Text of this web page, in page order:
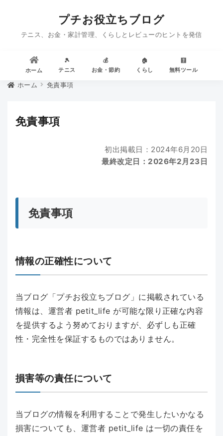
プチお役立ちブログ
テニス、お金・家計管理、くらしとレビューのヒントを発信
ホーム
🎾
テニス
💰
お金・節約
🏠
くらし
🧮
無料ツール
ホーム 免責事項
免責事項
初出掲載日：2024年6月20日
最終改定日：2026年2月23日
免責事項
情報の正確性について
当ブログ「プチお役立ちブログ」に掲載されている
情報は、運営者 petit_life が可能な限り正確な内容
を提供するよう努めておりますが、必ずしも正確
性・完全性を保証するものではありません。
損害等の責任について
当ブログの情報を利用することで発生したいかなる
損害についても、運営者 petit_life は一切の責任を